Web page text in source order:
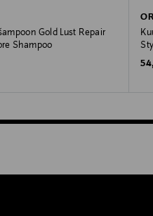
Gold Lust Repair
Shampoo